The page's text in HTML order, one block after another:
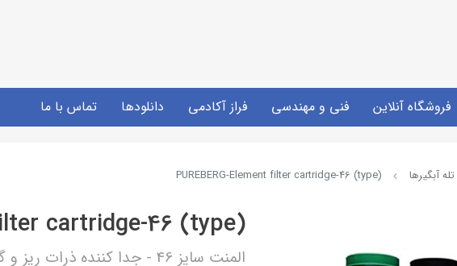
فروشگاه آنلاین فنی و مهندسی فراز آکادمی دانلودها تماس با ما
آبگیرها PUREBERG-Element filter cartridge-46 (type)
cartridge-46 (type)
المنت سایز 46 - جدا کننده ذرات ریز و گرد و غبار - برگ آلمان